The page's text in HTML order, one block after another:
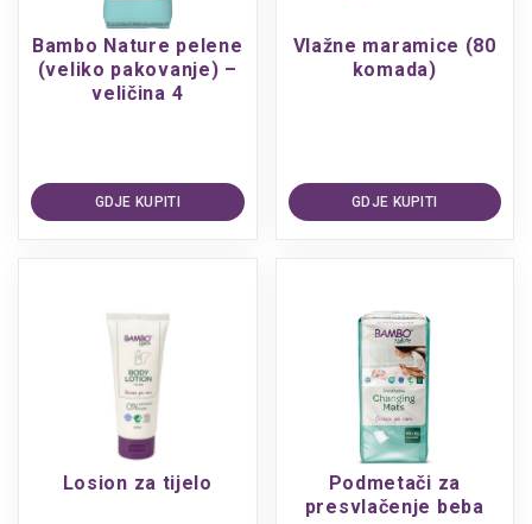
Bambo Nature pelene
(veliko pakovanje) –
veličina 4
GDJE KUPITI
Vlažne maramice (80
komada)
GDJE KUPITI
Losion za tijelo
Podmetači za
presvlačenje beba